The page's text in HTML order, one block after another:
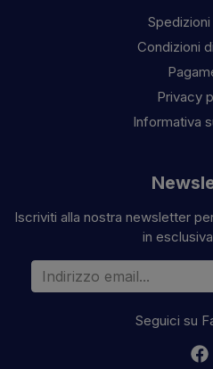
Condizioni
Privacy
Informativa
Iscriviti alla nostra newsletter
in
Indirizzo email
Seguici su